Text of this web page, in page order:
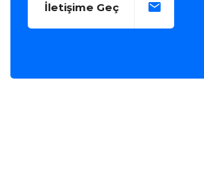
İletişime Geç